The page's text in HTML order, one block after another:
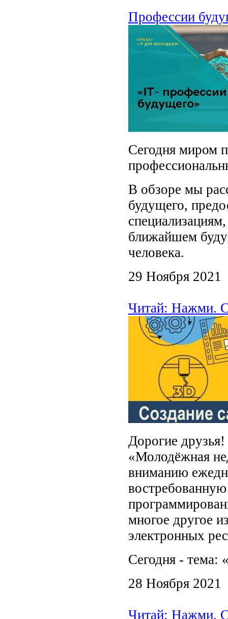
Профессии
Сегодня миром
В обзоре мы
будущего,
ближайшем
человека.
29 Ноября 2021
Читай: Нажми.
Дорогие
«Молодёжная
вниманию
многое другое
электронных
Сегодня - тема:
28 Ноября 2021
Читай: Нажми.